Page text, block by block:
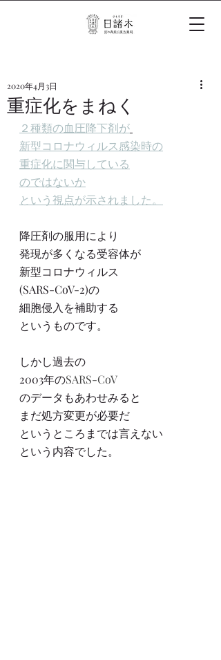
重症化をまねく
2020年4月3日
２種類の血圧降下剤が
新型コロナウィルス感染時の
重症化に関与している
のではないか
という視点が示されました。
降圧剤の服用により
発現が多くなる受容体が
新型コロナウィルス
(SARS-CoV-2)の
細胞侵入を補助する
というものです。
しかし過去の
2003年のSARS-CoV
のデータもあわせみると
まだ処方変更が必要だ
というところまでは言えない
という内容でした。